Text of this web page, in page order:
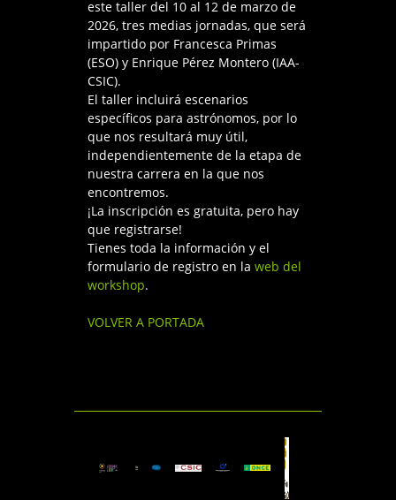
este taller del 10 al 12 de marzo de
2026, tres medias jornadas, que será
impartido por Francesca Primas
(ESO) y Enrique Pérez Montero (IAA-
CSIC).
El taller incluirá escenarios
específicos para astrónomos, por lo
que nos resultará muy útil,
independientemente de la etapa de
nuestra carrera en la que nos
encontremos.
¡La inscripción es gratuita, pero hay
que registrarse!
Tienes toda la información y el
formulario de registro en la web del
workshop.
VOLVER A PORTADA